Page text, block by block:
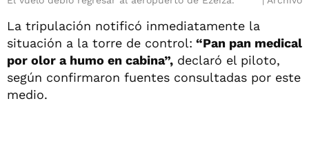
La tripulación notificó inmediatamente la
situación a la torre de control: “Pan pan medical
por olor a humo en cabina”, declaró el piloto,
según confirmaron fuentes consultadas por este
medio.